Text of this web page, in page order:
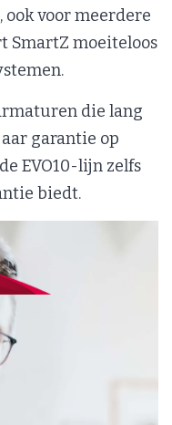
voor meerdere
SmartZ moeiteloos
die lang
garantie op
EVO10-lijn zelfs
biedt.